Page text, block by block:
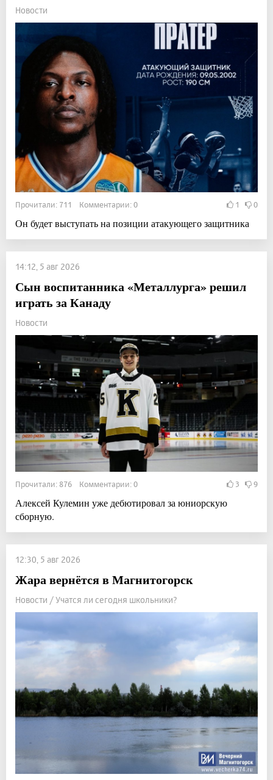
Новости
Прочитали: 711 Комментарии: 0 1 0
Он будет выступать на позиции атакующего защитника
14:12, 5 авг 2026
Сын воспитанника «Металлурга» решил
играть за Канаду
Новости
Прочитали: 876 Комментарии: 0 3 9
Алексей Кулемин уже дебютировал за юниорскую
сборную.
12:30, 5 авг 2026
Жара вернётся в Магнитогорск
Новости / Учатся ли сегодня школьники?